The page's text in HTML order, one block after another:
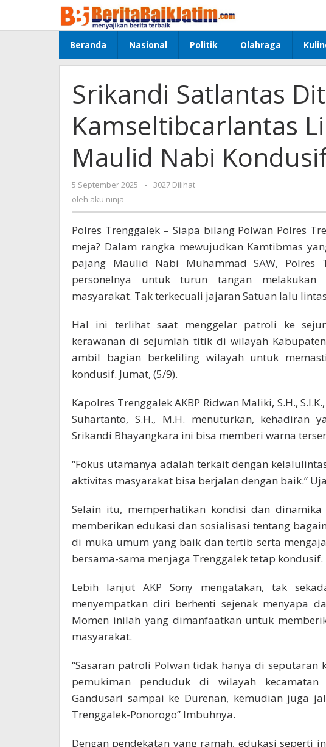
konten
Beranda Nasional Politik Olahraga
Srikandi Satlantas
Kamseltibcarlantas
Maulid Nabi
5 September 2025
oleh
-
3027 Dilihat
oleh aku ninja
Polres Trenggalek – Siapa bilang Polwan Polres
meja? Dalam rangka mewujudkan Kamtibmas
pajang Maulid Nabi Muhammad SAW, Polres
personelnya untuk turun tangan melakukan
masyarakat. Tak terkecuali jajaran Satuan lalu
Hal ini terlihat saat menggelar patroli ke
kerawanan di sejumlah titik di wilayah
ambil bagian berkeliling wilayah untuk
kondusif. Jumat, (5/9).
Kapolres Trenggalek AKBP Ridwan Maliki, S.H.,
Suhartanto, S.H., M.H. menuturkan, kehadiran
Srikandi Bhayangkara ini bisa memberi warna
“Fokus utamanya adalah terkait dengan
aktivitas masyarakat bisa berjalan dengan baik.”
Selain itu, memperhatikan kondisi dan
memberikan edukasi dan sosialisasi tentang
di muka umum yang baik dan tertib serta
bersama-sama menjaga Trenggalek tetap kondusif.
Lebih lanjut AKP Sony mengatakan, tak
menyempatkan diri berhenti sejenak menyapa
Momen inilah yang dimanfaatkan untuk
masyarakat.
“Sasaran patroli Polwan tidak hanya di seputaran
pemukiman penduduk di wilayah kecamatan
Gandusari sampai ke Durenan, kemudian juga
Trenggalek-Ponorogo” Imbuhnya.
Dengan pendekatan yang ramah, edukasi seperti